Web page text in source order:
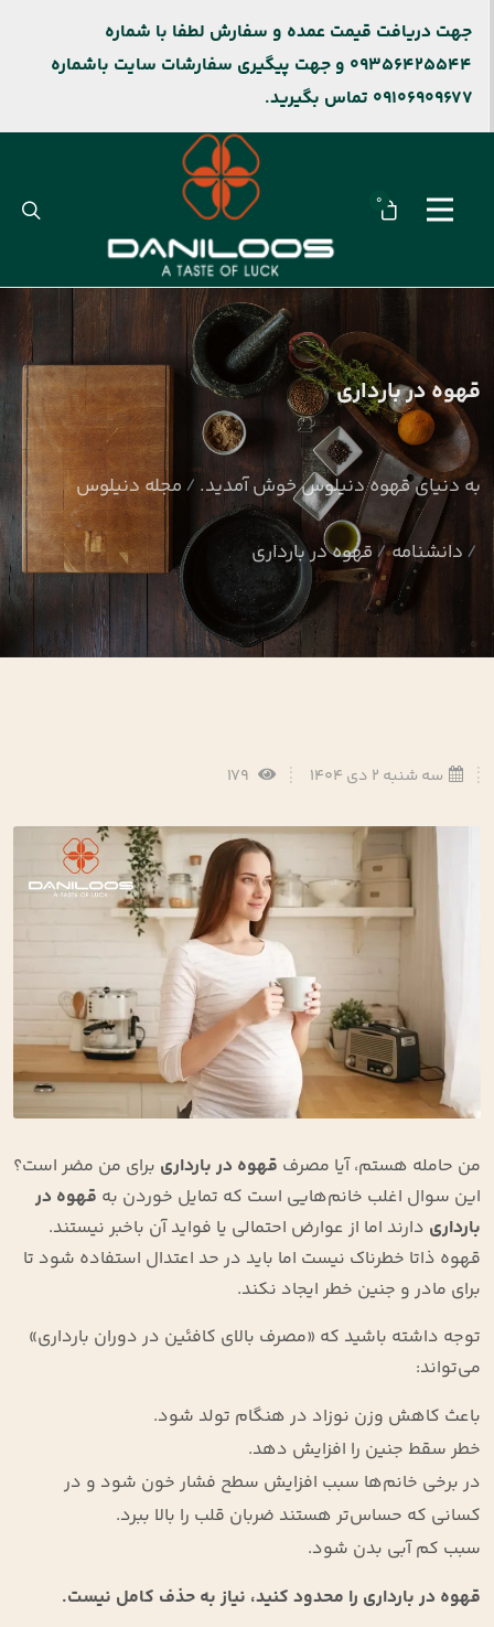
جهت دریافت قیمت عمده و سفارش لطفا با شماره
09356425544 و جهت پیگیری سفارشات سایت باشماره
09106909677 تماس بگیرید.
0
قهوه در بارداری
به دنیای قهوه دنیلوس خوش آمدید. مجله دنیلوس
دانشنامه قهوه در بارداری
سه شنبه 2 دی 1404
من حامله هستم، آیا مصرف قهوه در بارداری برای من مضر است؟
این سوال اغلب خانم‌هایی است که تمایل خوردن به قهوه در
بارداری دارند اما از عوارض احتمالی یا فواید آن باخبر نیستند.
قهوه ذاتا خطرناک نیست اما باید در حد اعتدال استفاده شود تا
برای مادر و جنین خطر ایجاد نکند.
توجه داشته باشید که «مصرف بالای کافئین در دوران بارداری»
می‌تواند:
باعث کاهش وزن نوزاد در هنگام تولد شود.
خطر سقط جنین را افزایش دهد.
در برخی خانم‌ها سبب افزایش سطح فشار خون شود و در
کسانی که حساس‌تر هستند ضربان قلب را بالا ببرد.
سبب کم آبی بدن شود.
قهوه در بارداری را محدود کنید، نیاز به حذف کامل نیست.